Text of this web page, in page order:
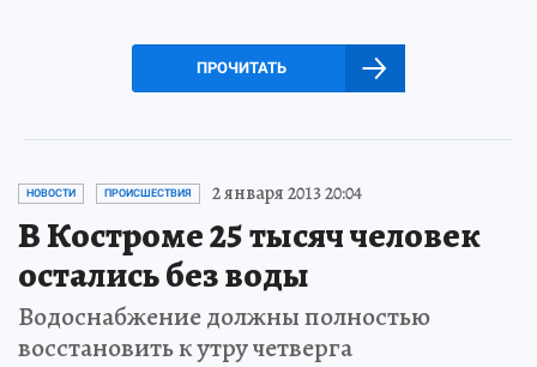
ПРОЧИТАТЬ
НОВОСТИ ПРОИСШЕСТВИЯ 2 января 2013 20:04
В Костроме 25 тысяч человек
остались без воды
Водоснабжение должны полностью
восстановить к утру четверга